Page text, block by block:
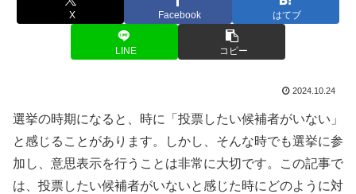
X Facebook はてブ
LINE コピー
2024.10.24
選挙の時期になると、時に「投票したい候補者がいない」
と感じることがあります。しかし、そんな時でも選挙に参
加し、意思表示を行うことは非常に大切です。この記事で
は、投票したい候補者がいないと感じた時にどのように対